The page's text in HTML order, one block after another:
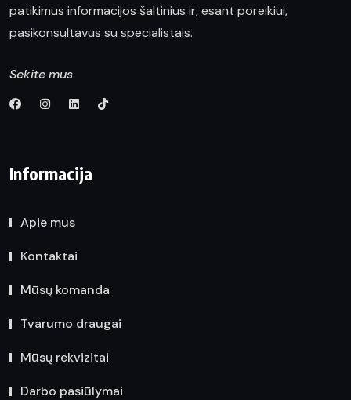
patikimus informacijos šaltinius ir, esant poreikiui,
pasikonsultavus su specialistais.
Sekite mus
Informacija
Apie mus
Kontaktai
Mūsų komanda
Tvarumo draugai
Mūsų rekvizitai
Darbo pasiūlymai